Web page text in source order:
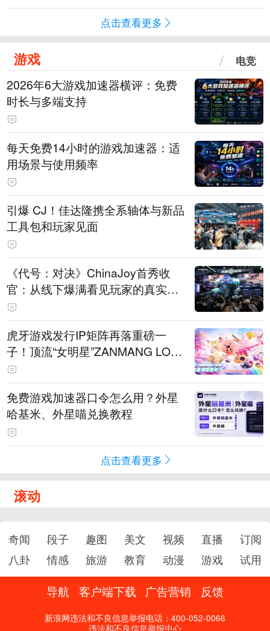
点击查看更多
游戏 电竞
2026年6大游戏加速器横评：免费
时长与多端支持
每天免费14小时的游戏加速器：适
用场景与使用频率
引爆 CJ！佳达隆携全系轴体与新品
工具包和玩家见面
《代号：对决》ChinaJoy首秀收
官：从线下爆满看见玩家的真实期
待
虎牙游戏发行IP矩阵再落重磅一
子！顶流“女明星”ZANMANG LOO
PY 正版3D消除手游《消消奇遇》
惊喜曝光
免费游戏加速器口令怎么用？外星
哈基米、外星喵兑换教程
点击查看更多
滚动
奇闻 段子 趣图 美文 视频 直播
订阅
八卦
情感 旅游 教育 动漫 游戏 试用
导航 客户端下载 广告营销 反馈
新浪网违法和不良信息举报电话：400-052-0066
违法和不良信息举报中心